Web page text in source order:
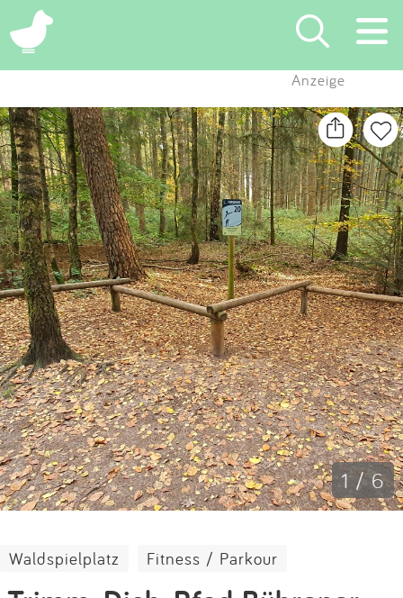
×
Suchen
Eintragen
App
Blog
Partner
Kontakt
Impressum
Anmelden
Anzeige
1 / 6
Waldspielplatz Fitness / Parkour